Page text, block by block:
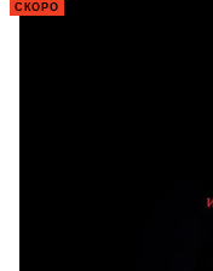
СКОРО